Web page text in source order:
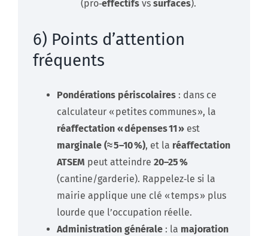
(pro‑effectifs vs surfaces).
6) Points d’attention
fréquents
Pondérations périscolaires : dans ce
calculateur « petites communes », la
réaffectation « dépenses 11 » est
marginale (≈ 5–10 %), et la réaffectation
ATSEM peut atteindre 20–25 %
(cantine/garderie). Rappelez‑le si la
mairie applique une clé « temps » plus
lourde que l’occupation réelle.
Administration générale : la majoration